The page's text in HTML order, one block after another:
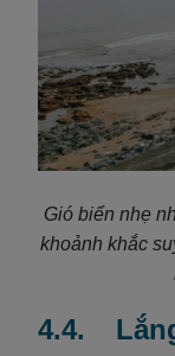
Gió biển nhẹ
khoảnh khắc
4.4.